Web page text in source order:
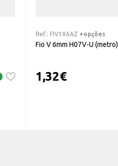
Ref.: FIV1X6AZ +opções
Fio V 6mm H07V-U (metro)
1,32€